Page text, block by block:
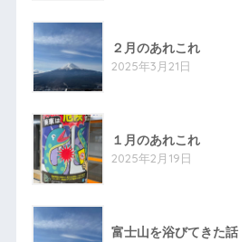
２月のあれこれ
2025年3月21日
１月のあれこれ
2025年2月19日
富士山を浴びてきた話